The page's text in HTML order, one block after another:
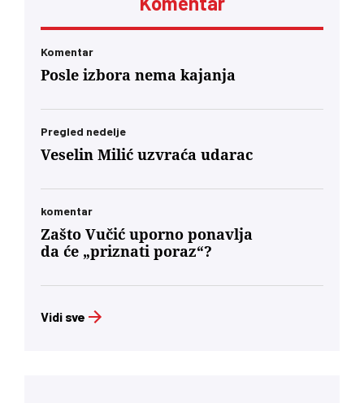
Komentar
Posle izbora nema kajanja
Pregled nedelje
Veselin Milić uzvraća udarac
komentar
Zašto Vučić uporno ponavlja
da će „priznati poraz“?
Vidi sve